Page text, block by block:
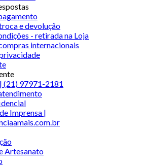
e devolução
- retirada na Loja
internacionais
(21) 97971-2181
Imprensa |
Artesanato